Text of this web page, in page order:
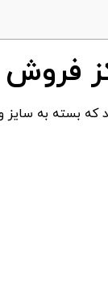
که بسته به